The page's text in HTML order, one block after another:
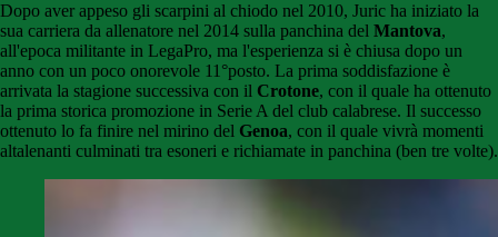
Dopo aver appeso gli scarpini al chiodo nel 2010, Juric ha iniziato la
sua carriera da allenatore nel 2014 sulla panchina del Mantova,
all'epoca militante in LegaPro, ma l'esperienza si è chiusa dopo un
anno con un poco onorevole 11°posto. La prima soddisfazione è
arrivata la stagione successiva con il Crotone, con il quale ha ottenuto
la prima storica promozione in Serie A del club calabrese. Il successo
ottenuto lo fa finire nel mirino del Genoa, con il quale vivrà momenti
altalenanti culminati tra esoneri e richiamate in panchina (ben tre volte).